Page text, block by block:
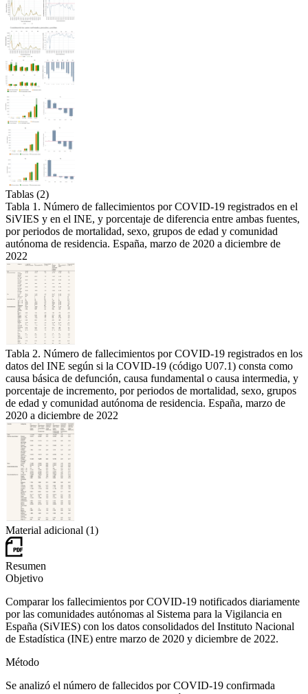
Tablas (2)
Tabla 1. Número de fallecimientos por COVID-19 registrados en el
SiVIES y en el INE, y porcentaje de diferencia entre ambas fuentes,
por periodos de mortalidad, sexo, grupos de edad y comunidad
autónoma de residencia. España, marzo de 2020 a diciembre de
2022
Tabla 2. Número de fallecimientos por COVID-19 registrados en los
datos del INE según si la COVID-19 (código U07.1) consta como
causa básica de defunción, causa fundamental o causa intermedia, y
porcentaje de incremento, por periodos de mortalidad, sexo, grupos
de edad y comunidad autónoma de residencia. España, marzo de
2020 a diciembre de 2022
Material adicional (1)
Resumen
Objetivo
Comparar los fallecimientos por COVID-19 notificados diariamente
por las comunidades autónomas al Sistema para la Vigilancia en
España (SiVIES) con los datos consolidados del Instituto Nacional
de Estadística (INE) entre marzo de 2020 y diciembre de 2022.
Método
Se analizó el número de fallecidos por COVID-19 confirmada